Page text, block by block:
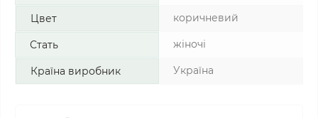
Цвет коричневий
Стать жіночі
Країна виробник Україна